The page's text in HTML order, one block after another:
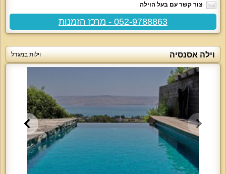
צור קשר עם בעל הוילה
052-9788863 - מרכז הזמנות
וילה אסנסיה וילות במגדל